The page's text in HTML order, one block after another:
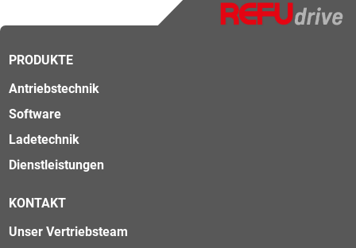
PRODUKTE
Antriebstechnik
Software
Ladetechnik
Dienstleistungen
KONTAKT
Unser Vertriebsteam